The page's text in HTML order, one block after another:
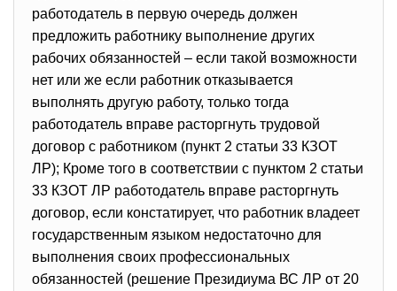
работодатель в первую очередь должен
предложить работнику выполнение других
рабочих обязанностей – если такой возможности
нет или же если работник отказывается
выполнять другую работу, только тогда
работодатель вправе расторгнуть трудовой
договор с работником (пункт 2 статьи 33 КЗОТ
ЛР); Кроме того в соответствии с пунктом 2 статьи
33 КЗОТ ЛР работодатель вправе расторгнуть
договор, если констатирует, что работник владеет
государственным языком недостаточно для
выполнения своих профессиональных
обязанностей (решение Президиума ВС ЛР от 20